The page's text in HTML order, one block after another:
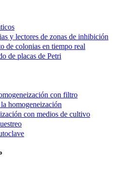
y lectores de zonas de inhibición
de colonias en tiempo real
de placas de Petri
con filtro
homogeneización
con medios de cultivo